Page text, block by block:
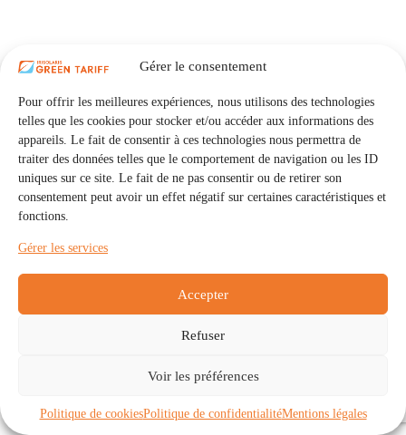
Gérer le consentement
Pour offrir les meilleures expériences, nous utilisons des technologies
telles que les cookies pour stocker et/ou accéder aux informations des
appareils. Le fait de consentir à ces technologies nous permettra de
traiter des données telles que le comportement de navigation ou les ID
uniques sur ce site. Le fait de ne pas consentir ou de retirer son
consentement peut avoir un effet négatif sur certaines caractéristiques et
fonctions.
Gérer les services
Accepter
Refuser
Voir les préférences
Politique de cookiesPolitique de confidentialitéMentions légales
Communautés
À propos
Politique de cookies (UE)